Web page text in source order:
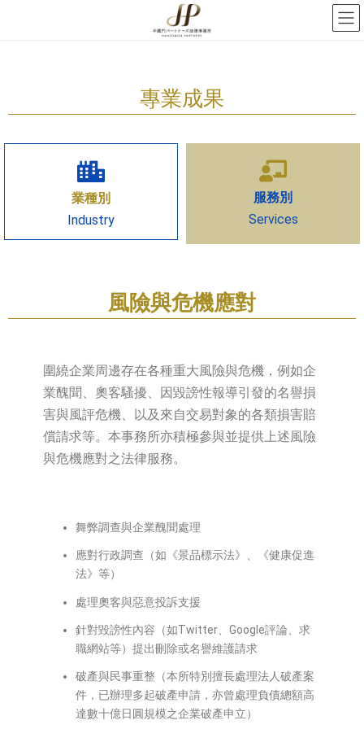
專業成果
業種別
Industry
服務別
Services
風險與危機應對
圍繞企業周邊存在各種重大風險與危機，例如企
業醜聞、奧客騷擾、因毀謗性報導引發的名譽損
害與風評危機、以及來自交易對象的各類損害賠
償請求等。本事務所亦積極參與並提供上述風險
與危機應對之法律服務。
舞弊調查與企業醜聞處理
應對行政調查（如《景品標示法》、《健康促進
法》等）
處理奧客與惡意投訴支援
針對毀謗性內容（如Twitter、Google評論、求
職網站等）提出刪除或名譽維護請求
破產與民事重整（本所特別擅長處理法人破產案
件，已辦理多起破產申請，亦曾處理負債總額高
達數十億日圓規模之企業破產申立）